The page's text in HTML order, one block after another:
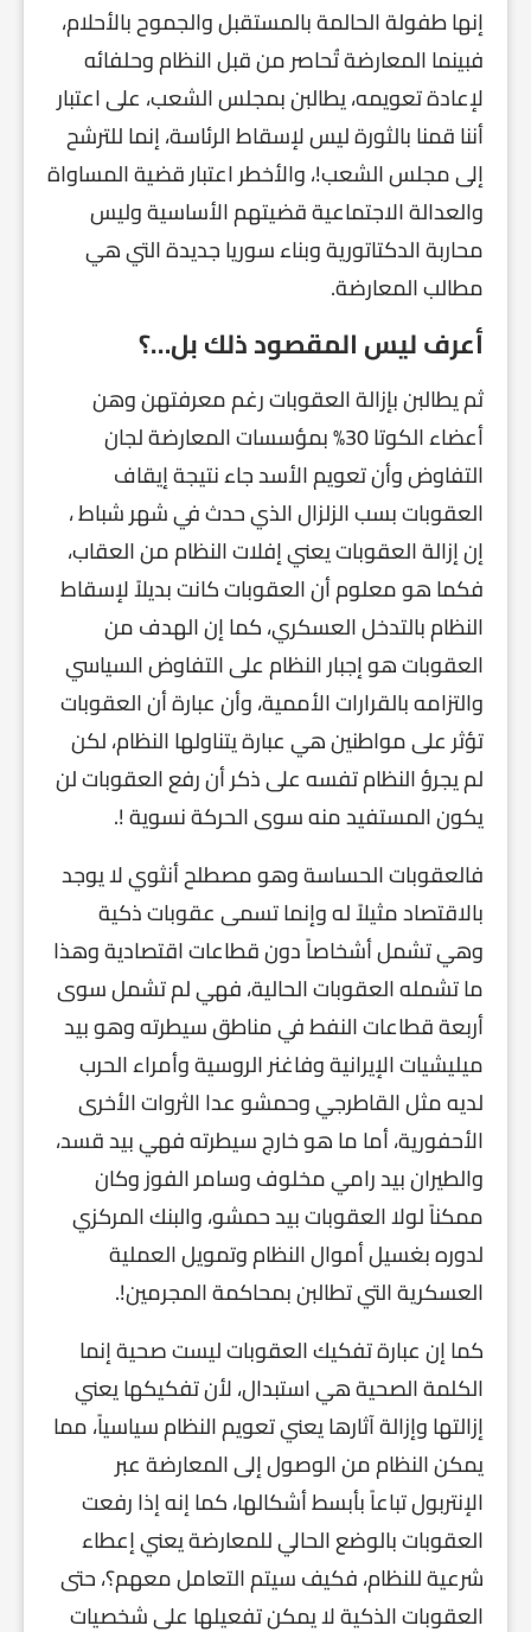
إنها طفولة الحالمة بالمستقبل والجموح بالأحلام،
فبينما المعارضة تُحاصر من قبل النظام وحلفائه
لإعادة تعويمه، يطالبن بمجلس الشعب، على اعتبار
أننا قمنا بالثورة ليس لإسقاط الرئاسة، إنما للترشح
إلى مجلس الشعب!، والأخطر اعتبار قضية المساواة
والعدالة الاجتماعية قضيتهم الأساسية وليس
محاربة الدكتاتورية وبناء سوريا جديدة التي هي
مطالب المعارضة.
أعرف ليس المقصود ذلك بل…؟
ثم يطالبن بإزالة العقوبات رغم معرفتهن وهن
أعضاء الكوتا 30% بمؤسسات المعارضة لجان
التفاوض وأن تعويم الأسد جاء نتيجة إيقاف
العقوبات بسب الزلزال الذي حدث في شهر شباط ،
إن إزالة العقوبات يعني إفلات النظام من العقاب،
فكما هو معلوم أن العقوبات كانت بديلاً لإسقاط
النظام بالتدخل العسكري، كما إن الهدف من
العقوبات هو إجبار النظام على التفاوض السياسي
والتزامه بالقرارات الأممية، وأن عبارة أن العقوبات
تؤثر على مواطنين هي عبارة يتناولها النظام، لكن
لم يجرؤ النظام تفسه على ذكر أن رفع العقوبات لن
يكون المستفيد منه سوى الحركة نسوية !.
فالعقوبات الحساسة وهو مصطلح أنثوي لا يوجد
بالاقتصاد مثيلاً له وإنما تسمى عقوبات ذكية
وهي تشمل أشخاصاً دون قطاعات اقتصادية وهذا
ما تشمله العقوبات الحالية، فهي لم تشمل سوى
أربعة قطاعات النفط في مناطق سيطرته وهو بيد
ميليشيات الإيرانية وفاغنر الروسية وأمراء الحرب
لديه مثل القاطرجي وحمشو عدا الثروات الأخرى
الأحفورية، أما ما هو خارج سيطرته فهي بيد قسد،
والطيران بيد رامي مخلوف وسامر الفوز وكان
ممكناً لولا العقوبات بيد حمشو، والبنك المركزي
لدوره بغسيل أموال النظام وتمويل العملية
العسكرية التي تطالبن بمحاكمة المجرمين!.
كما إن عبارة تفكيك العقوبات ليست صحية إنما
الكلمة الصحية هي استبدال، لأن تفكيكها يعني
إزالتها وإزالة آثارها يعني تعويم النظام سياسياً، مما
يمكن النظام من الوصول إلى المعارضة عبر
الإنتربول تباعاً بأبسط أشكالها، كما إنه إذا رفعت
العقوبات بالوضع الحالي للمعارضة يعني إعطاء
شرعية للنظام، فكيف سيتم التعامل معهم؟، حتى
العقوبات الذكية لا يمكن تفعيلها على شخصيات